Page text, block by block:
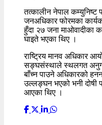
तत्कालीन नेपाल कम्युनिष्ट
जनअधिकार फोरमका
हुँदा २७ जना माओवादीका
घाइते भएका थिए ।
राष्ट्रिय मानव अधिकार
सङ्घसंस्थाले स्थलगत
बाँच्न पाउने अधिकारको
उल्लङ्घन भएको भनी दोषी
आएका थिए ।